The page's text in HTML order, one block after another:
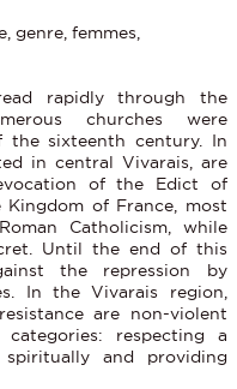
genre, femmes,
rapidly through the
churches were
the sixteenth century. In
in central Vivarais, are
of the Edict of
of France, most
Catholicism, while
Until the end of this
the repression by
In the Vivarais region,
are non-violent
respecting a
and providing